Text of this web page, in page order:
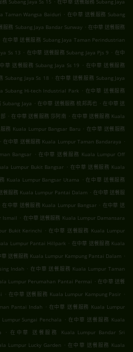
Subang Jaya Ss 15
在中華 送餐服務 Subang Jaya
Taman Wangsa Baiduri . 在中華 送餐服務 Subang
服務 Subang Jaya Bandar Sunway . 在中華 送餐服務
在中華 送餐服務 Subang Jaya Taman Perindustrian
Ss 13 . 在中華 送餐服務 Subang Jaya Pjs 9 . 在中
華 送餐服務 Subang Jaya Ss 19 . 在中華 送餐服務
Subang Jaya Ss 18 . 在中華 送餐服務 Subang Jaya
Subang Hi-tech Industrial Park . 在中華 送餐服務
Subang Jaya . 在中華 送餐服務 梳邦再也 . 在中華 送
. 在中華 送餐服務 莎阿南 . 在中華 送餐服務 Kuala
務 Kuala Lumpur Bangsar Baru . 在中華 送餐服務
. 在中華 送餐服務 Kuala Lumpur Taman Bandaraya .
Bangsar . 在中華 送餐服務 Kuala Lumpur Off
Lumpur Bukit Bangsar . 在中華 送餐服務 Kuala
Kuala Lumpur Bangsar Utama . 在中華 送餐服務
餐服務 Kuala Lumpur Pantai Dalam . 在中華 送餐服
在中華 送餐服務 Kuala Lumpur Bangsar . 在中華 送
Ismail . 在中華 送餐服務 Kuala Lumpur Damansara
Bukit Kerinchi . 在中華 送餐服務 Kuala Lumpur
Lumpur Pantai Hillpark . 在中華 送餐服務 Kuala
華 送餐服務 Kuala Lumpur Kampung Pantai Dalam .
Indah . 在中華 送餐服務 Kuala Lumpur Taman
Lumpur Perumahan Pantai Permai . 在中華 送餐
. 在中華 送餐服務 Kuala Lumpur Kampung Pasir .
Pantai Indah . 在中華 送餐服務 Kuala Lumpur
Sungai Penchala . 在中華 送餐服務 Kuala
. 在中華 送餐服務 Kuala Lumpur Bandar Sri
Lumpur Lucky Garden . 在中華 送餐服務 Kuala